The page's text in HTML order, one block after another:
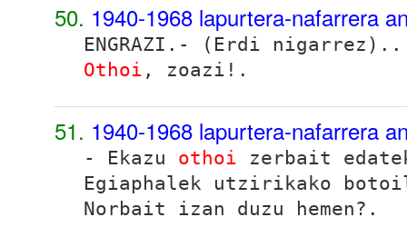
50. 1940-1968 lapurtera-nafarrera
ENGRAZI.- (Erdi
Othoi , zoazi!.
51. 1940-1968 lapurtera-nafarrera
- Ekazu othoi zerbait
Egiaphalek utzirikako
Norbait izan duzu hemen?.